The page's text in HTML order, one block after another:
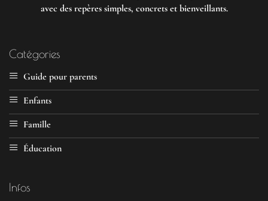
avec des repères simples, concrets et bienveillants.
Catégories
Guide pour parents
Enfants
Famille
Éducation
Infos